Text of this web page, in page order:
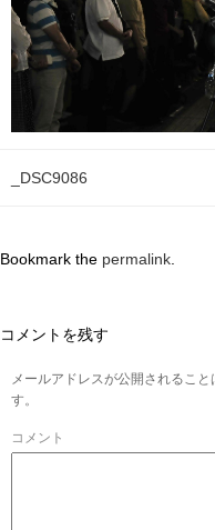
_DSC9086
Bookmark the permalink
コメントを残す
メールアドレスが公開されるこ
す。
コメント